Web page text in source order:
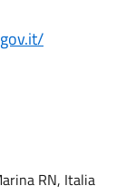
RN, Italia